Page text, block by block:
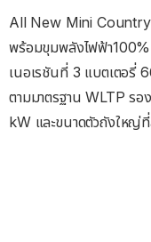
All New Mini
พร้อมขุมพลังไฟฟ้า
เนอเรชันที่ 3 แบตเตอรี่
ตามมาตรฐาน WLTP รอ
kW และขนาดตัวถังใหญ่